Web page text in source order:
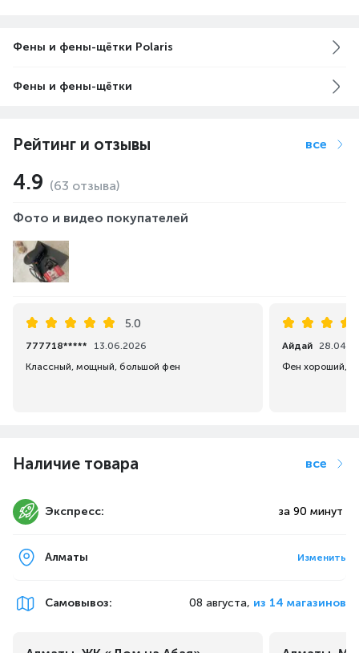
Фены и фены-щётки Polaris
Фены и фены-щётки
Рейтинг и отзывы все
4.9 (63 отзыва)
Фото и видео покупателей
5.0
777718*****
13.06.2026
Классный, мощный, большой фен
Айдай
Наличие товара все
Экспресс: за 90 минут
Алматы Изменить
Самовывоз: 08 августа, из 14 магазинов